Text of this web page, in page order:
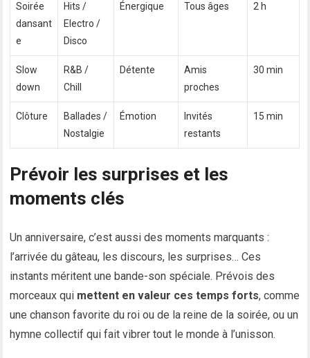
Soirée
dansant
e
Hits /
Electro /
Disco
Énergique Tous âges 2 h
Slow
down
R&B /
Chill
Détente
Amis
proches
30 min
Clôture
Ballades /
Nostalgie
Émotion
Invités
restants
15 min
Prévoir les surprises et les
moments clés
Un anniversaire, c’est aussi des moments marquants :
l’arrivée du gâteau, les discours, les surprises… Ces
instants méritent une bande-son spéciale. Prévois des
morceaux qui mettent en valeur ces temps forts, comme
une chanson favorite du roi ou de la reine de la soirée, ou un
hymne collectif qui fait vibrer tout le monde à l’unisson.